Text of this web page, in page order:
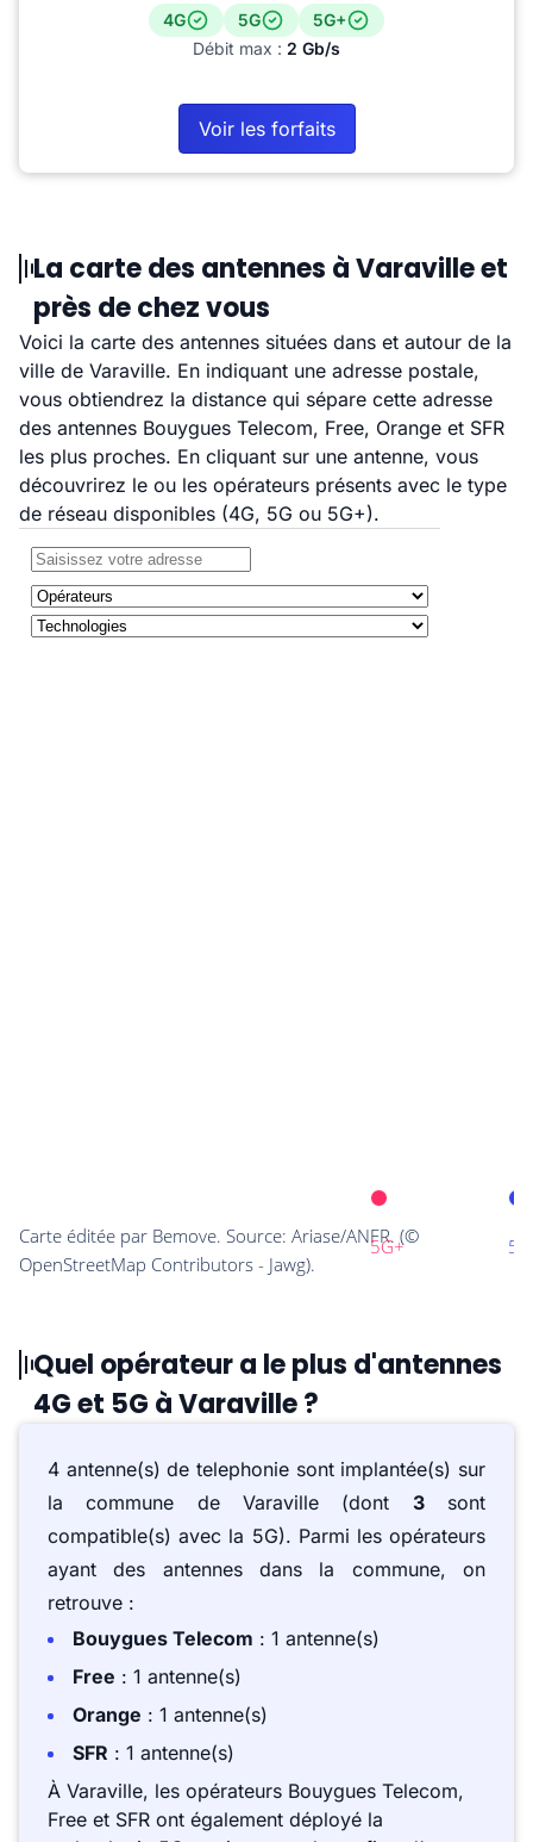
4G 5G
5G+
Débit max : 2 Gb/s
Voir les forfaits
La carte des antennes à Varaville et
près de chez vous
Voici la carte des antennes situées dans et autour de la
ville de Varaville. En indiquant une adresse postale,
vous obtiendrez la distance qui sépare cette adresse
des antennes Bouygues Telecom, Free, Orange et SFR
les plus proches. En cliquant sur une antenne, vous
découvrirez le ou les opérateurs présents avec le type
de réseau disponibles (4G, 5G ou 5G+).
Quel opérateur a le plus d'antennes
4G et 5G à Varaville ?
4 antenne(s) de telephonie sont implantée(s) sur
la commune de Varaville (dont 3sont
compatible(s) avec la 5G). Parmi les opérateurs
ayant des antennes dans la commune, on
retrouve :
Bouygues Telecom : 1 antenne(s)
Free : 1 antenne(s)
Orange : 1 antenne(s)
SFR : 1 antenne(s)
À Varaville, les opérateurs Bouygues Telecom,
Free et SFR ont également déployé la